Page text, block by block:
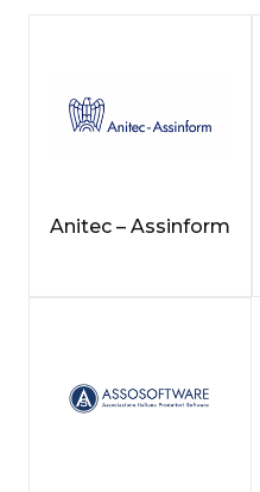
Anitec – Assinform